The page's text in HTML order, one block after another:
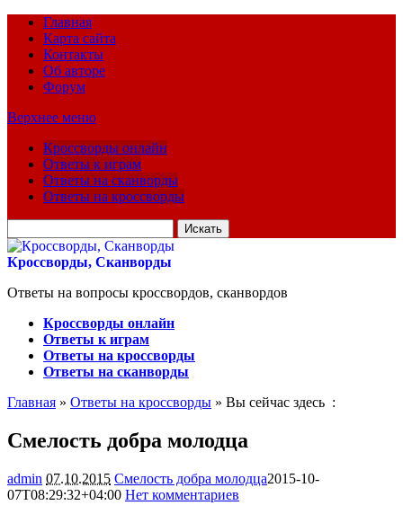
Главная
Карта сайта
Контакты
Об авторе
Форум
Верхнее меню
Кроссворды онлайн
Ответы к играм
Ответы на сканворды
Ответы на кроссворды
для:
Кроссворды, Сканворды
Ответы на вопросы кроссвордов, сканвордов
Кроссворды онлайн
Ответы к играм
Ответы на кроссворды
Ответы на сканворды
Главная » Ответы на кроссворды » Вы сейчас здесь :
Смелость добра молодца
admin 07.10.2015 Смелость добра молодца2015-10-
07T08:29:32+04:00 Нет комментариев